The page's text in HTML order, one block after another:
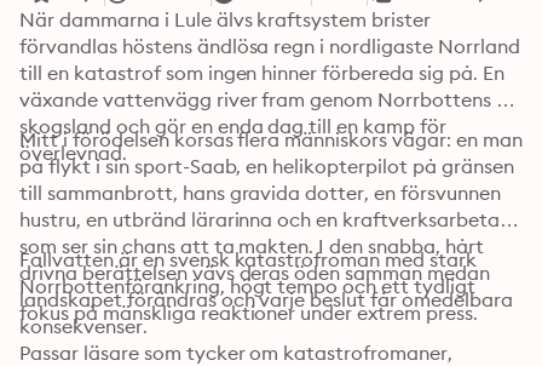
När dammarna i Lule älvs kraftsystem brister
förvandlas höstens ändlösa regn i nordligaste Norrland
till en katastrof som ingen hinner förbereda sig på. En
växande vattenvägg river fram genom Norrbottens
skogsland och gör en enda dag till en kamp för
överlevnad.
Mitt i förödelsen korsas flera människors vägar: en man
på flykt i sin sport-Saab, en helikopterpilot på gränsen
till sammanbrott, hans gravida dotter, en försvunnen
hustru, en utbränd lärarinna och en kraftverksarbetare
som ser sin chans att ta makten. I den snabba, hårt
drivna berättelsen vävs deras öden samman medan
landskapet förändras och varje beslut får omedelbara
konsekvenser.
Fallvatten är en svensk katastrofroman med stark
Norrbottenförankring, högt tempo och ett tydligt
fokus på mänskliga reaktioner under extrem press.
Passar läsare som tycker om katastrofromaner,